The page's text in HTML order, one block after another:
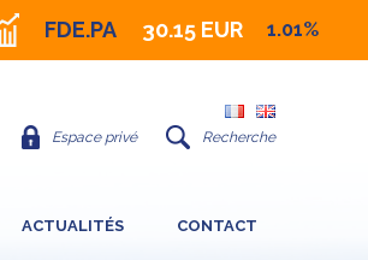
16 JUILLET 2026 - IMPACT DE LA
FDE.PA 30.15 EUR 1.01%
Espace privé Recherche
ACTUALITÉS CONTACT